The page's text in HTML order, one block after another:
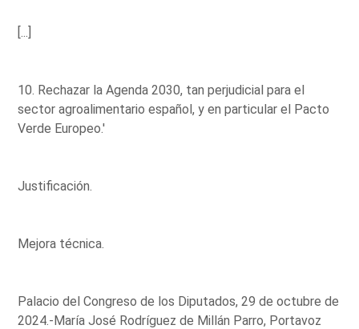
[...]
10. Rechazar la Agenda 2030, tan perjudicial para el
sector agroalimentario español, y en particular el Pacto
Verde Europeo.'
Justificación.
Mejora técnica.
Palacio del Congreso de los Diputados, 29 de octubre de
2024.-María José Rodríguez de Millán Parro, Portavoz